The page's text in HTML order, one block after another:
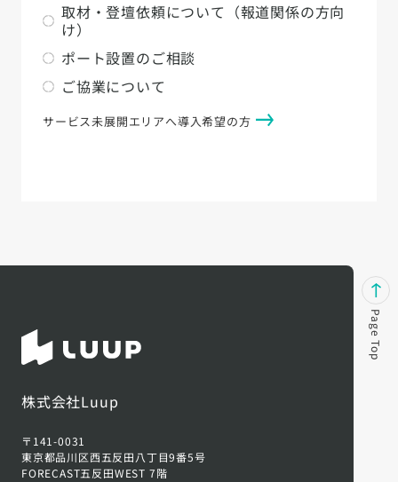
取材・登壇依頼について（報道関係の方向
け）
ポート設置のご相談
ご協業について
サービス未展開エリアへ導入希望の方
株式会社Luup
〒141-0031
東京都品川区西五反田八丁目9番5号
FORECAST五反田WEST 7階
Page Top